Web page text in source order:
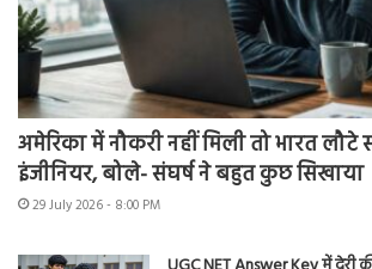
अमेरिका में नौकरी नहीं मिली तो भारत लौटे
इंजीनियर, बोले- संघर्ष ने बहुत कुछ सिखाया
29 July 2026 - 8:00 PM